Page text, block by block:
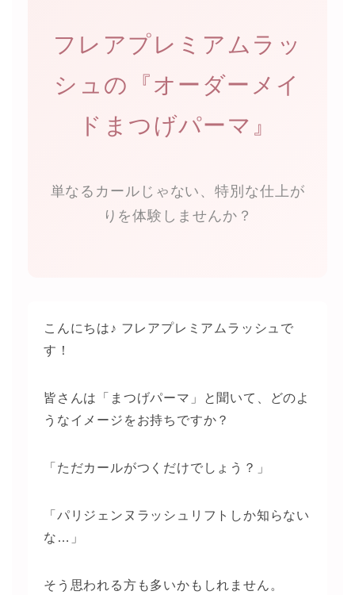
フレアプレミアムラッ
シュの『オーダーメイ
ドまつげパーマ』
単なるカールじゃない、特別な仕上が
りを体験しませんか？
こんにちは♪ フレアプレミアムラッシュで
す！
皆さんは「まつげパーマ」と聞いて、どのよ
うなイメージをお持ちですか？
「ただカールがつくだけでしょう？」
「パリジェンヌラッシュリフトしか知らない
な…」
そう思われる方も多いかもしれません。